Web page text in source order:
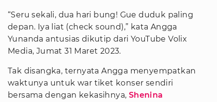
“Seru sekali, dua hari bung! Gue duduk paling
depan. Iya liat (check sound),” kata Angga
Yunanda antusias dikutip dari YouTube Volix
Media, Jumat 31 Maret 2023.
Tak disangka, ternyata Angga menyempatkan
waktunya untuk war tiket konser sendiri
bersama dengan kekasihnya, Shenina